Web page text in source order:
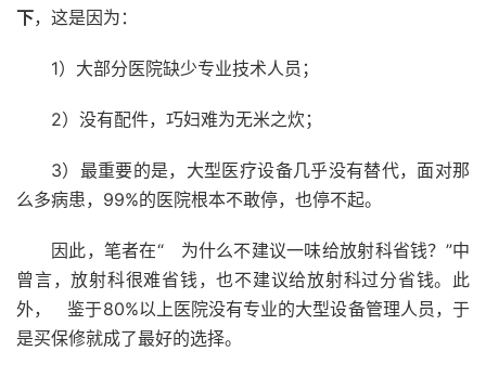
下，这是因为：
1）大部分医院缺少专业技术人员；
2）没有配件，巧妇难为无米之炊；
3）最重要的是，大型医疗设备几乎没有替代，面对那
么多病患，99%的医院根本不敢停，也停不起。
因此，笔者在“ 为什么不建议一味给放射科省钱？”中
曾言，放射科很难省钱，也不建议给放射科过分省钱。此
外， 鉴于80%以上医院没有专业的大型设备管理人员，于
是买保修就成了最好的选择。